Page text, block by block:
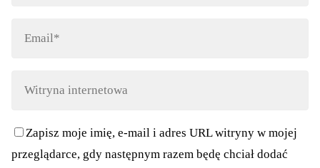
Zapisz moje imię, e-mail i adres URL witryny w mojej
przeglądarce, gdy następnym razem będę chciał dodać